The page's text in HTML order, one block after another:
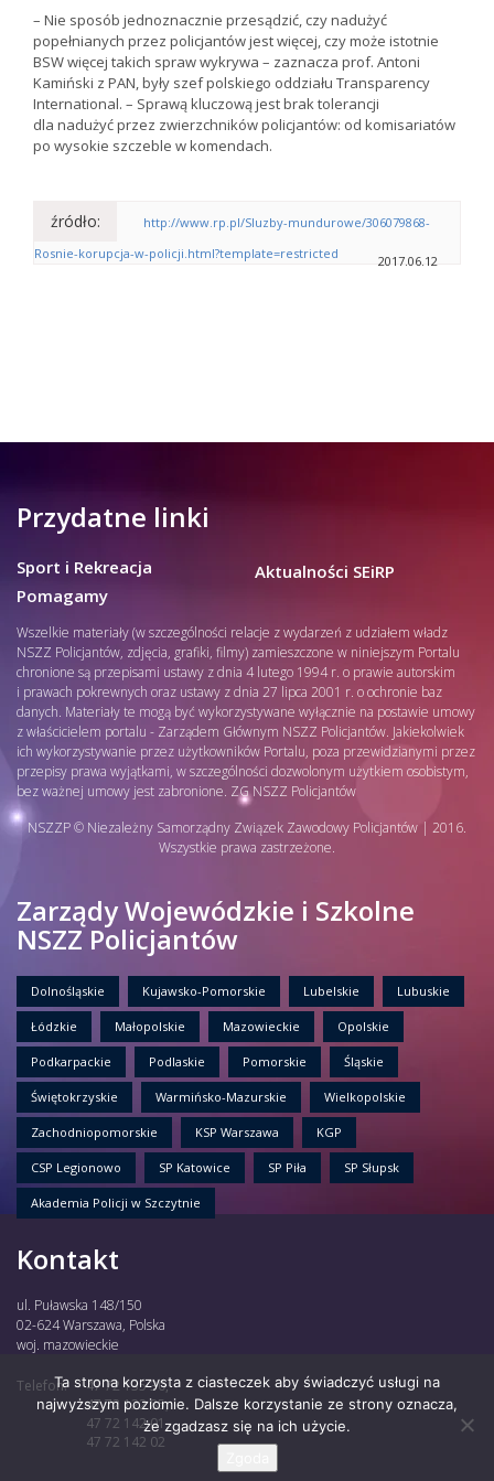
– Nie sposób jednoznacznie przesądzić, czy nadużyć
popełnianych przez policjantów jest więcej, czy może istotnie
BSW więcej takich spraw wykrywa – zaznacza prof. Antoni
Kamiński z PAN, były szef polskiego oddziału Transparency
International. – Sprawą kluczową jest brak tolerancji
dla nadużyć przez zwierzchników policjantów: od komisariatów
po wysokie szczeble w komendach.
źródło:
http://www.rp.pl/Sluzby-mundurowe/306079868-
Rosnie-korupcja-w-policji.html?template=restricted
2017.06.12
Przydatne linki
Sport i Rekreacja
Pomagamy
Aktualności SEiRP
Wszelkie materiały (w szczególności relacje z wydarzeń z udziałem władz
NSZZ Policjantów, zdjęcia, grafiki, filmy) zamieszczone w niniejszym Portalu
chronione są przepisami ustawy z dnia 4 lutego 1994 r. o prawie autorskim
i prawach pokrewnych oraz ustawy z dnia 27 lipca 2001 r. o ochronie baz
danych. Materiały te mogą być wykorzystywane wyłącznie na postawie umowy
z właścicielem portalu - Zarządem Głównym NSZZ Policjantów. Jakiekolwiek
ich wykorzystywanie przez użytkowników Portalu, poza przewidzianymi przez
przepisy prawa wyjątkami, w szczególności dozwolonym użytkiem osobistym,
bez ważnej umowy jest zabronione. ZG NSZZ Policjantów
NSZZP © Niezależny Samorządny Związek Zawodowy Policjantów | 2016.
Wszystkie prawa zastrzeżone.
Zarządy Wojewódzkie i Szkolne
NSZZ Policjantów
Dolnośląskie Kujawsko-Pomorskie Lubelskie Lubuskie
Łódzkie Małopolskie Mazowieckie Opolskie
Podkarpackie Podlaskie Pomorskie Śląskie
Świętokrzyskie Warmińsko-Mazurskie Wielkopolskie
Zachodniopomorskie KSP Warszawa KGP
CSP Legionowo SP Katowice SP Piła SP Słupsk
Akademia Policji w Szczytnie
Kontakt
ul. Puławska 148/150
02-624 Warszawa, Polska
woj. mazowieckie
Telefon:
47 72 135 30,
47 72 122 85,
47 72 142 01,
47 72 142 02
Ta strona korzysta z ciasteczek aby świadczyć usługi na
najwyższym poziomie. Dalsze korzystanie ze strony oznacza,
że zgadzasz się na ich użycie.